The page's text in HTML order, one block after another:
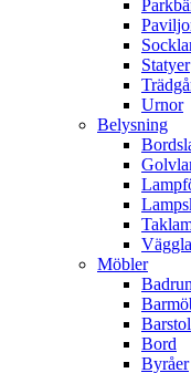
Statyer
Urnor
Belysning
Möbler
Bord
Byråer